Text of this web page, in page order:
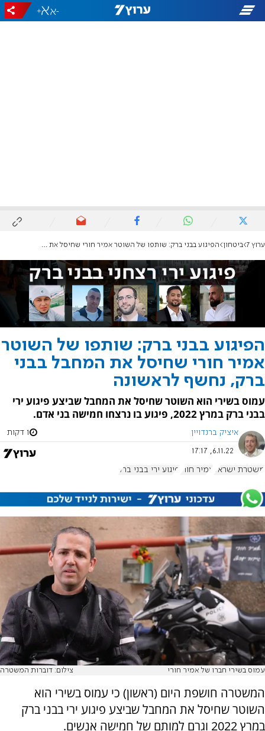
-
+
ערוץ 7 ביטחון הפיגוע בבני ברק: שותפו של השוטר אמיר חורי שחיסל את המחבל בבני ברק, נחשף לראשונה
הפיגוע בבני ברק: שותפו של השוטר
אמיר חורי שחיסל את המחבל בבני
ברק, נחשף לראשונה
עמוס בשירי הוא השוטר שחיסל את המחבל שביצע פיגוע ירי
בבני ברק במרץ 2022, פיגוע בו נרצחו חמישה בני אדם.
איציק ברנדויין 1 דקות
6.11.22, 17:17
משטרת ישראל אמיר חורי פיגוע ירי בבני ברק
עמוס בשירי חברו של אמיר חורי צילום: דוברות המשטרה
המשטרה חושפת היום (ראשון) כי עמוס בשירי הוא
השוטר שחיסל את המחבל שביצע פיגוע ירי בבני ברק
במרץ 2022 וגרם למותם של חמישה אנשים.